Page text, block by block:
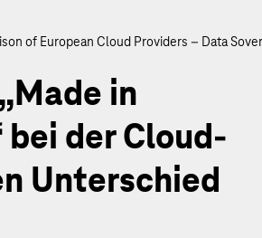
in
bei der Cloud-
Unterschied